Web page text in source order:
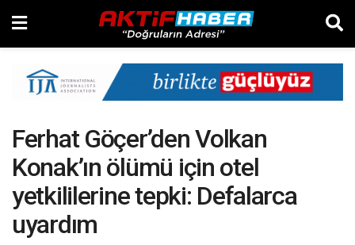
Ferhat Göçer’den Volkan
Konak’ın ölümü için otel
yetkililerine tepki: Defalarca
uyardım